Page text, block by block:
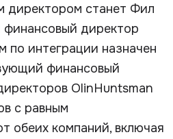
директором станет Фил
директор
по интеграции назначен
финансовый
OlinHuntsman
с равным
обеих компаний, включая